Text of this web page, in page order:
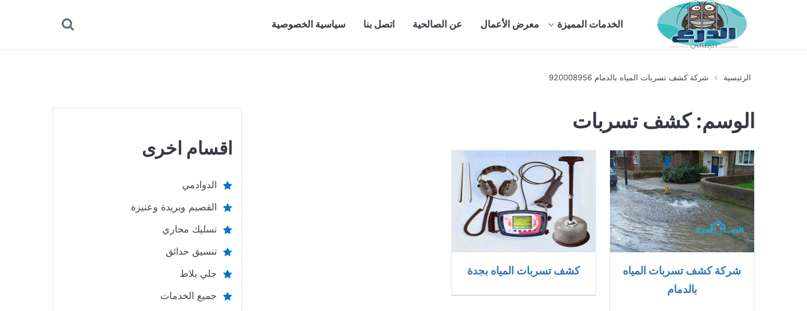
الخدمات المميزة معرض الأعمال عن الصالحية اتصل بنا سياسية الخصوصية
الرئيسية شركة كشف تسربات المياه بالدمام 920008956
الوسم:كشف تسربات
شركة كشف تسربات المياه
بالدمام
كشف تسربات المياه بجدة
اقسام اخرى
الدوادمي
القصيم وبريدة وعنيزة
تسليك مجاري
تنسيق حدائق
جلي بلاط
جميع الخدمات